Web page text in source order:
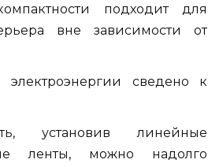
подходит для
вне зависимости от
электроэнергии сведено к
установив линейные
ленты, можно надолго